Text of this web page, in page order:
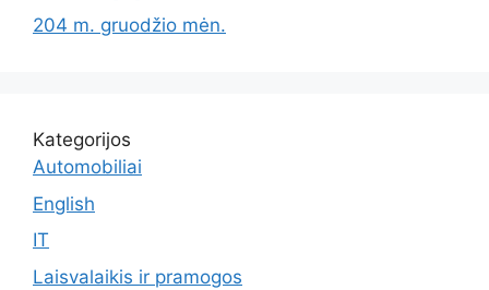
204 m. gruodžio mėn.
Kategorijos
Automobiliai
English
IT
Laisvalaikis ir pramogos